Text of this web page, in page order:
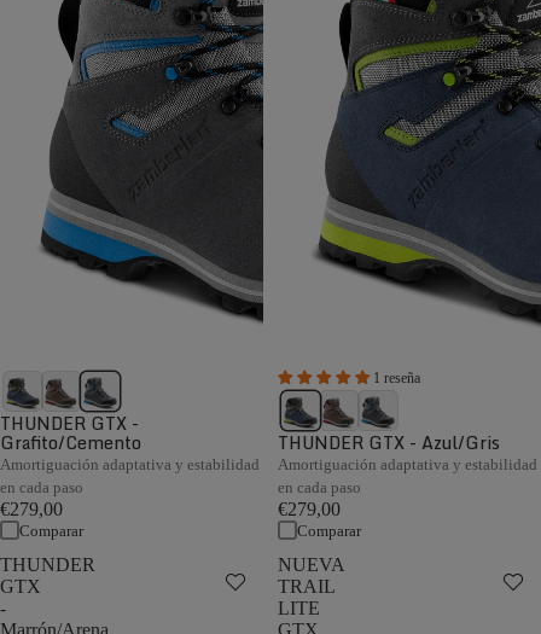
THUNDER GTX -
Grafito/Cemento
Amortiguación adaptativa y estabilidad
en cada paso
€279,00
Comparar
1 reseña
THUNDER GTX - Azul/Gris
Amortiguación adaptativa y estabilidad
en cada paso
€279,00
Comparar
THUNDER
GTX
-
Marrón/Arena
NUEVA
TRAIL
LITE
GTX